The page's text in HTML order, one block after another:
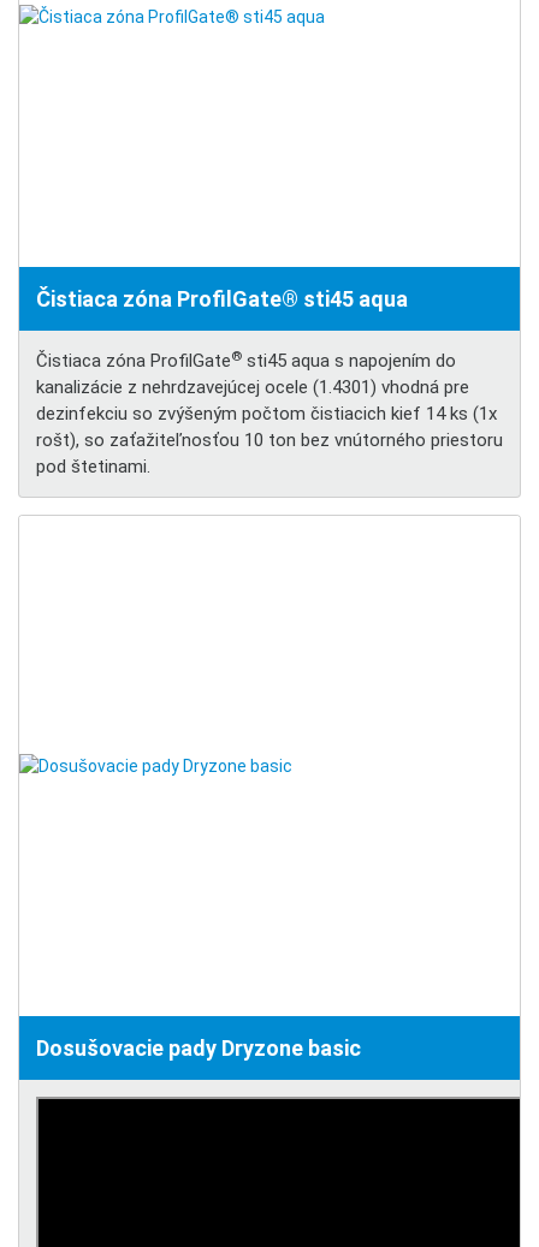
Čistiaca zóna ProfilGate® sti45 aqua
Čistiaca zóna ProfilGate® sti45 aqua s napojením do
kanalizácie z nehrdzavejúcej ocele (1.4301) vhodná pre
dezinfekciu so zvýšeným počtom čistiacich kief 14 ks (1x
rošt), so zaťažiteľnosťou 10 ton bez vnútorného priestoru
pod štetinami.
Dosušovacie pady Dryzone basic